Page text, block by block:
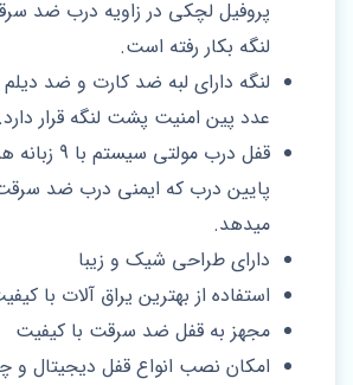
پروفیل لچکی در زاویه درب ضد
لنگه بکار رفته است.
عدد پین امنیت پشت لنگه قرار دارد‌.
قفل درب مولتی
پایین درب که ایمنی درب ضد
میدهد.
دارای طراحی شیک و زیبا
استفاده از بهترین یراق آلات با
مجهز به قفل ضد سرقت با کیفیت
امکان نصب انواع قفل دیجیتال و